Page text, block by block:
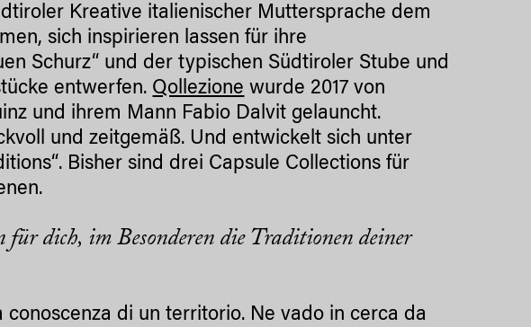
Kreative italienischer Muttersprache dem
sich inspirieren lassen für ihre
Schurz“ und der typischen Südtiroler Stube und
entwerfen. Qollezione wurde 2017 von
und ihrem Mann Fabio Dalvit gelauncht.
und zeitgemäß. Und entwickelt sich unter
Bisher sind drei Capsule Collections für
dich, im Besonderen die Traditionen deiner
di un territorio. Ne vado in cerca da